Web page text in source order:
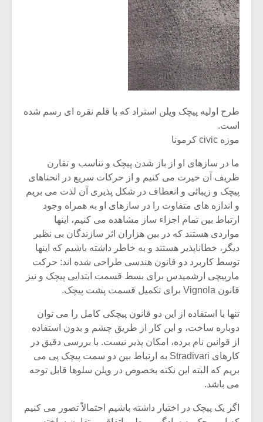
طرح اولیه پیچک ویلن استراد که با قلم نقره ای رسم شده
است.
موزه civic کرمونا
ما در سازهای او از باز شدن پیچک و تناسب و تقارن
ظریف آن حیرت می کنیم و از حرکات سریع در انحناهای
پیچک و زیبائی و انعطاف در شکل پذیری آن لذت می بریم
و اندازه های متفاوت را در سازهای او به همراه وجود
ارتباط بین تمام اجزاء ساز مشاهده می کنیم، اینها
مواردی هستند که در بین هزاران اثر سازندگان بی نظیر
دیگر، خطاناپذیر هستند و به خاطر داشته باشیم که اینها
توسط کاربرد دو قانون هندسی طراحی شده اند: حرکت
مارپیچی ارشمیدس برای بسط قسمت ابتدایی پیچک و نیز
قانون Vignola برای تکمیل قسمت پشت پیچک.
تنها با استفاده از این دو قانون پیچکی کامل را می توان
دوباره ساخت، و این کار از طریق چشم و بدون استفاده
از قوانین نام برده، امکان پذیر نیست. با بررسی دقیق در
کارهای Stradivari به ارتباط بین دو سمت پیچک پی می
بریم که البته این نکته بخصوص در ویلن سلوها قابل توجه
می باشد.
اگر یک پیچک در اختیار داشته باشیم احتمالاً تصور می کنیم